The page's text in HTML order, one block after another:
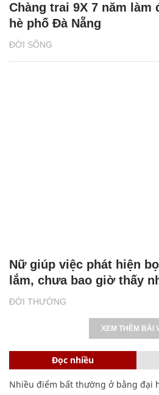
ĐỜI SỐNG
Chàng trai 9X 7 năm làm
hè phố Đà Nẵng
ĐỜI THƯỜNG
Nữ giúp việc phát hiện
lắm, chưa bao giờ thấy
XEM THÊM BÀI
Đọc nhiều
Nhiều điểm bất thường ở bằng đại